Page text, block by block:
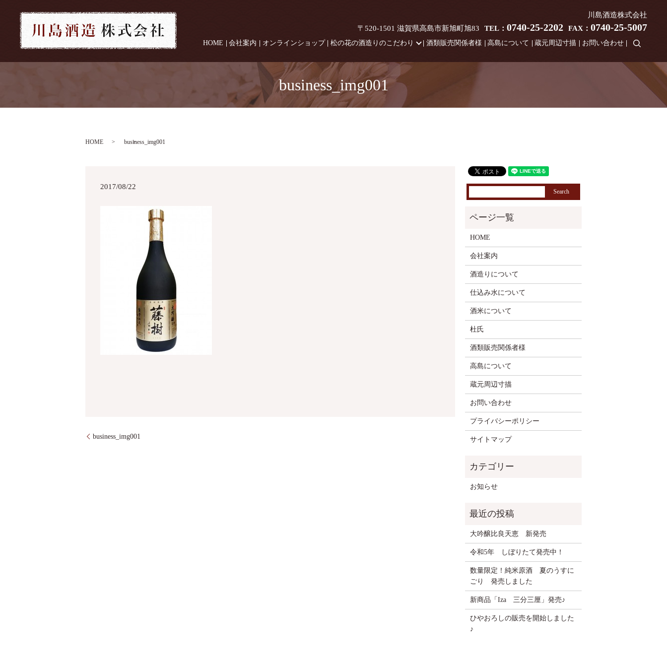
川島酒造株式会社
〒520-1501 滋賀県高島市新旭町旭83
TEL： 0740-25-2202 FAX： 0740-25-5007
HOME 会社案内 オンラインショップ 松の花の酒造りのこだわり 酒類販売関係者様 高島について 蔵元周辺寸描 お問い合わせ
business_img001
HOME business_img001
2017/08/22
business_img001
HOME
会社案内
酒造りについて
仕込み水について
酒米について
杜氏
酒類販売関係者様
高島について
蔵元周辺寸描
お問い合わせ
プライバシーポリシー
サイトマップ
お知らせ
大吟醸比良天恵 新発売
令和5年 しぼりたて発売中！
数量限定！純米原酒 夏のうすに
ごり 発売しました
新商品「Iza 三分三厘」発売♪
ひやおろしの販売を開始しました
♪